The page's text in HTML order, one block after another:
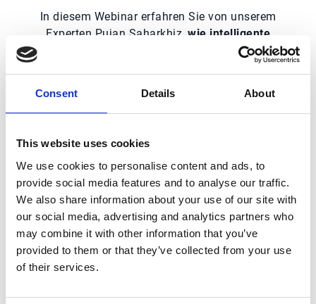
Consent Details About
This website uses cookies
We use cookies to personalise content and ads, to
provide social media features and to analyse our traffic.
We also share information about your use of our site with
our social media, advertising and analytics partners who
may combine it with other information that you’ve
provided to them or that they’ve collected from your use
of their services.
In diesem Webinar erfahren Sie von unserem
Experten Pujan Saharkhiz, wie intelligente
Automatisierung Ihre Auftragsverarbeitung
und die Bearbeitung von Kundenanfragen
verbessern Sie nicht nur die Servicequalität,
sondern entlasten auch Ihre Mitarbeitenden
Auf den erfolgreichen Start in ein
Automatisierungsprojekt legen wir einen
besonderen Fokus.Unser Experte Alexander
Keller gibt Ihnen Praxiseinblicke, was Sie für
einen erfolgreichen Start im Blick haben
müssen. Denn ein gutes Fundament ist
entscheidend für Ihren Erfolg: mit klaren
starken Projektplan.